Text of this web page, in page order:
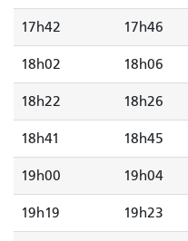
17h42 17h46
18h02 18h06
18h22 18h26
18h41 18h45
19h00 19h04
19h19 19h23